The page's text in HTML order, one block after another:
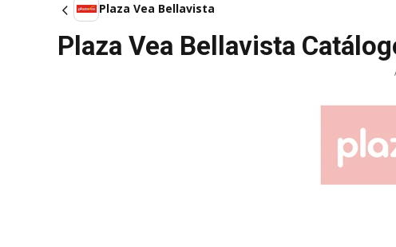
Plaza Vea Bellavista
Plaza Vea Bellavista